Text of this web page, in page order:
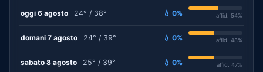
oggi 6 agosto 24° / 38° 💧 0% affid. 54%
domani 7 agosto 24° / 39° 💧 0% affid. 48%
sabato 8 agosto 25° / 39° 💧 0% affid. 47%